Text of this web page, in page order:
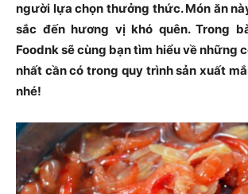
người lựa chọn thưởng thức. Món ăn
sắc đến hương vị khó quên. Trong
Foodnk sẽ cùng bạn tìm hiểu về những
nhất cần có trong quy trình sản xuất
nhé!